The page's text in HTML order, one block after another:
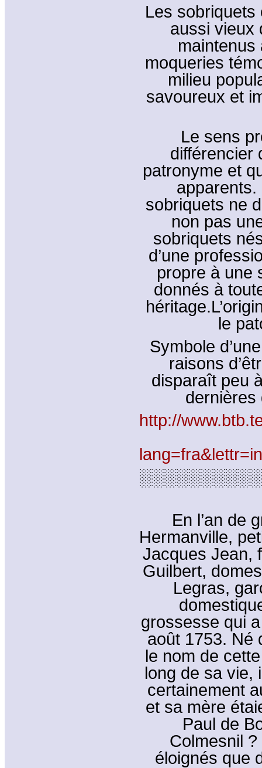
Les
aussi vieux
moqueries
milieu
savoureux et
Le sens
différencier
patronyme et
apparents.
sobriquets ne
non pas
sobriquets
d’une
propre à une
donnés à
le
Symbole
raisons
disparaît peu
dernières
http://
En l’an de
Hermanville,
Jacques Jean,
Guilbert,
Legras,
grossesse qui
août 1753. Né
le nom de
long de sa vie,
certainement
et sa mère
Paul de
Colmesnil ?
éloignés que